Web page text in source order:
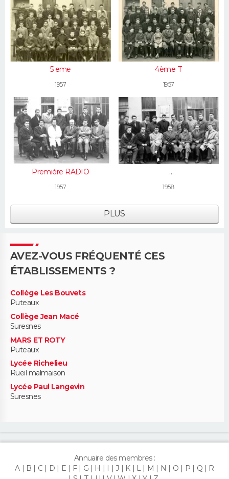
5 eme
1957
4ème T
1957
Première RADIO
1957
TE
1958
PLUS
AVEZ-VOUS FRÉQUENTÉ CES
ÉTABLISSEMENTS ?
Collège Les Bouvets
Puteaux
Collège Jean Macé
Suresnes
MARS ET ROTY
Puteaux
Lycée Richelieu
Rueil malmaison
Lycée Paul Langevin
Suresnes
Annuaire des membres :
A
B C D E F G H I J K L M N O P Q
R